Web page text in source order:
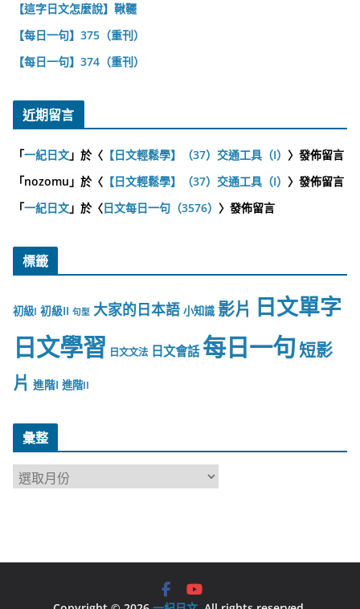
【這字日文怎麼說】鞦韆
【每日一句】375（重刊）
【每日一句】374（重刊）
近期留言
「一紀日文」於〈 【日文輕鬆學】（37）交通工具（I） 〉發佈留言
「nozomu 」於〈 【日文輕鬆學】（37）交通工具（I） 〉發佈留言
「一紀日文」於〈日文每日一句（3576） 〉發佈留言
標籤
初級I 初級II 句型 大家的日本語 小知識 影片 日文單字
日文學習 日文文法 日文會話 每日一句短影
片 進階I 進階II
彙整
彙
整